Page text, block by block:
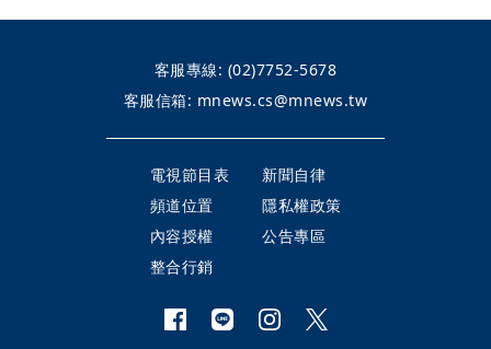
客服專線: (02)7752-5678
客服信箱: mnews.cs@mnews.tw
電視節目表
新聞自律
頻道位置
隱私權政策
內容授權
公告專區
整合行銷